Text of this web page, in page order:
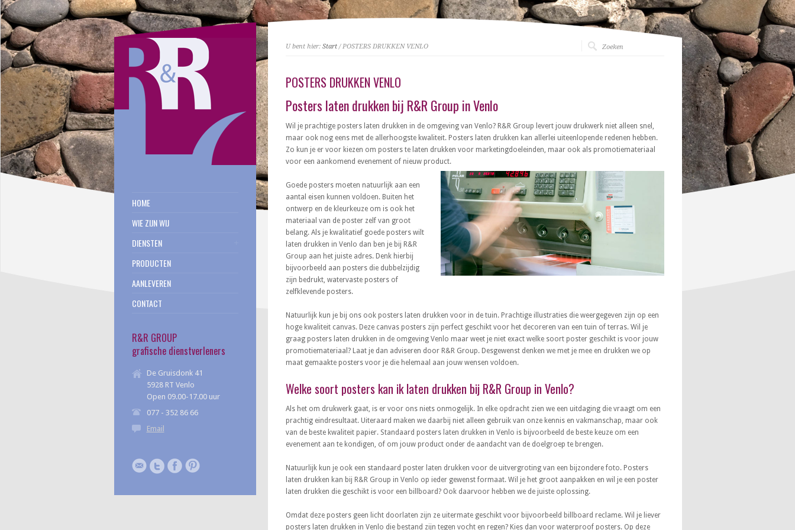
U bent hier: Start/ POSTERS DRUKKEN VENLO
POSTERS DRUKKEN VENLO
Posters laten drukken bij R&R Group in Venlo
Wil je prachtige posters laten drukken in de omgeving van Venlo? R&R Group levert jouw drukwerk niet alleen snel,
maar ook nog eens met de allerhoogste kwaliteit. Posters laten drukken kan allerlei uiteenlopende redenen hebben.
Zo kun je er voor kiezen om posters te laten drukken voor marketingdoeleinden, maar ook als promotiemateriaal
voor een aankomend evenement of nieuw product.
Goede posters moeten natuurlijk aan een
aantal eisen kunnen voldoen. Buiten het
ontwerp en de kleurkeuze om is ook het
materiaal van de poster zelf van groot
belang. Als je kwalitatief goede posters wilt
laten drukken in Venlo dan ben je bij R&R
Group aan het juiste adres. Denk hierbij
bijvoorbeeld aan posters die dubbelzijdig
zijn bedrukt, watervaste posters of
zelfklevende posters.
Natuurlijk kun je bij ons ook posters laten drukken voor in de tuin. Prachtige illustraties die weergegeven zijn op een
hoge kwaliteit canvas. Deze canvas posters zijn perfect geschikt voor het decoreren van een tuin of terras. Wil je
graag posters laten drukken in de omgeving Venlo maar weet je niet exact welke soort poster geschikt is voor jouw
promotiemateriaal? Laat je dan adviseren door R&R Group. Desgewenst denken we met je mee en drukken we op
maat gemaakte posters voor je die helemaal aan jouw wensen voldoen.
Welke soort posters kan ik laten drukken bij R&R Group in Venlo?
Als het om drukwerk gaat, is er voor ons niets onmogelijk. In elke opdracht zien we een uitdaging die vraagt om een
prachtig eindresultaat. Uiteraard maken we daarbij niet alleen gebruik van onze kennis en vakmanschap, maar ook
van de beste kwaliteit papier. Standaard posters laten drukken in Venlo is bijvoorbeeld de beste keuze om een
evenement aan te kondigen, of om jouw product onder de aandacht van de doelgroep te brengen.
Natuurlijk kun je ook een standaard poster laten drukken voor de uitvergroting van een bijzondere foto. Posters
laten drukken kan bij R&R Group in Venlo op ieder gewenst formaat. Wil je het groot aanpakken en wil je een poster
laten drukken die geschikt is voor een billboard? Ook daarvoor hebben we de juiste oplossing.
Omdat deze posters geen licht doorlaten zijn ze uitermate geschikt voor bijvoorbeeld billboard reclame. Wil je liever
posters laten drukken in Venlo die bestand zijn tegen vocht en regen? Kies dan voor waterproof posters. Op deze
HOME
WIE ZIJN WIJ
DIENSTEN
PRODUCTEN
AANLEVEREN
CONTACT
R&R GROUP
grafische dienstverleners
De Gruisdonk 41
5928 RT Venlo
Open 09.00-17.00 uur
077 - 352 86 66
Email